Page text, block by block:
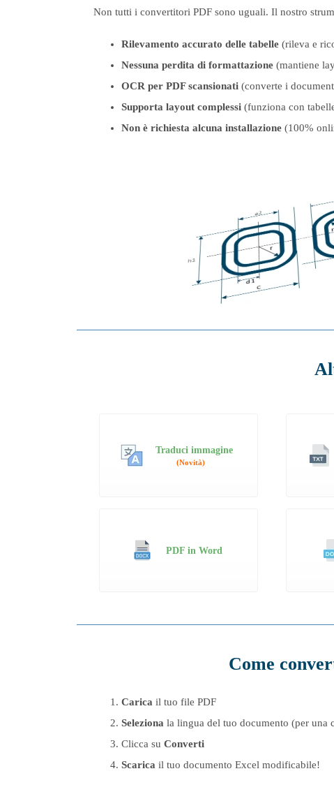
Non tutti i convertitori PDF sono uguali. Il nostro
Rilevamento accurato delle tabelle (rileva e
Nessuna perdita di formattazione (mantiene
OCR per PDF scansionati (converte i
Supporta layout complessi (funziona con
Non è richiesta alcuna installazione (100%
Traduci immagine
(Novità)
PDF in Word
Come
Carica il tuo file PDF
Seleziona la lingua del tuo documento (per una
Clicca su Converti
Scarica il tuo documento Excel modificabile!